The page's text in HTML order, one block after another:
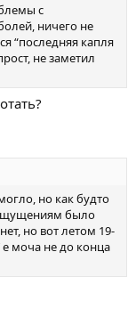
с
ничего не
“последняя капля
не заметил
но как будто
было
но вот летом 19-
е моча не до конца